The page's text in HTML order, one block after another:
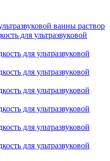
ванны раствор
для ультразвуковой
для ультразвуковой
для ультразвуковой
для ультразвуковой
для ультразвуковой
для ультразвуковой
для ультразвуковой